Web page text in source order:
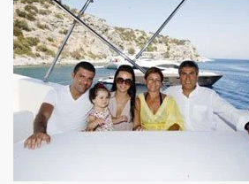
- HİDROJEN ENERJİ MRK *NASIL
-Engellenen Mühendis !!!